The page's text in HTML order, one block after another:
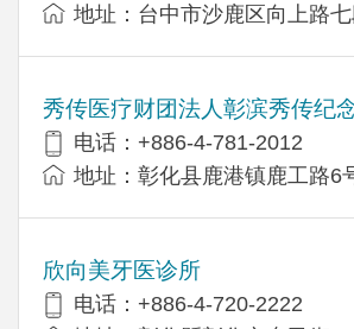
地址：台中市沙鹿区向上路
秀传医疗财团法人彰滨秀传纪
电话：+886-4-781-2012
地址：彰化县鹿港镇鹿工路6
欣向美牙医诊所
电话：+886-4-720-2222